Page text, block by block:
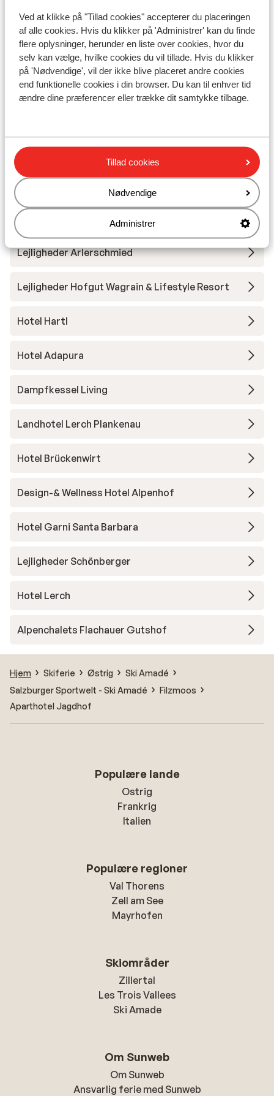
Ved at klikke på "Tillad cookies" accepterer du placeringen
af alle cookies. Hvis du klikker på 'Administrer' kan du finde
flere oplysninger, herunder en liste over cookies, hvor du
selv kan vælge, hvilke cookies du vil tillade. Hvis du klikker
på 'Nødvendige', vil der ikke blive placeret andre cookies
end funktionelle cookies i din browser. Du kan til enhver tid
ændre dine præferencer eller trække dit samtykke tilbage.
Tillad cookies
Nødvendige
Administrer
Undervisning
Skileje
Andre overnatningssteder i Salzburger
Das Bergzeit lejligheder
Hotel Dachstein
Sporthotel Wagrain
Lejligheder Arlerschmied
Lejligheder Hofgut Wagrain & Lifestyle Resort
Hotel Hartl
Hotel Adapura
Dampfkessel Living
Landhotel Lerch Plankenau
Hotel Brückenwirt
Design-& Wellness Hotel Alpenhof
Hotel Garni Santa Barbara
Lejligheder Schönberger
Hotel Lerch
Alpenchalets Flachauer Gutshof
Hjem Skiferie Østrig
Ski Amadé
Salzburger Sportwelt - Ski Amadé
Filzmoos
Aparthotel Jagdhof
Populære lande
Ostrig
Frankrig
Italien
Populære regioner
Val Thorens
Zell am See
Mayrhofen
Skiområder
Zillertal
Les Trois Vallees
Ski Amade
Om Sunweb
Om Sunweb
Ansvarlig ferie med Sunweb